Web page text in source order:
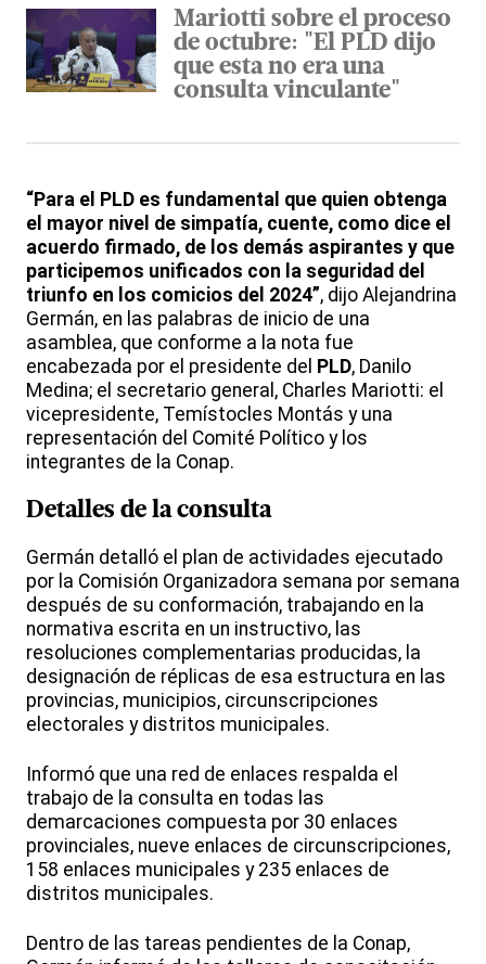
Mariotti sobre el proceso
de octubre: "El PLD dijo
que esta no era una
consulta vinculante"
“Para el PLD es fundamental que quien obtenga
el mayor nivel de simpatía, cuente, como dice el
acuerdo firmado, de los demás aspirantes y que
participemos unificados con la seguridad del
triunfo en los comicios del 2024”, dijo Alejandrina
Germán, en las palabras de inicio de una
asamblea, que conforme a la nota fue
encabezada por el presidente del PLD, Danilo
Medina; el secretario general, Charles Mariotti: el
vicepresidente, Temístocles Montás y una
representación del Comité Político y los
integrantes de la Conap.
Detalles de la consulta
Germán detalló el plan de actividades ejecutado
por la Comisión Organizadora semana por semana
después de su conformación, trabajando en la
normativa escrita en un instructivo, las
resoluciones complementarias producidas, la
designación de réplicas de esa estructura en las
provincias, municipios, circunscripciones
electorales y distritos municipales.
Informó que una red de enlaces respalda el
trabajo de la consulta en todas las
demarcaciones compuesta por 30 enlaces
provinciales, nueve enlaces de circunscripciones,
158 enlaces municipales y 235 enlaces de
distritos municipales.
Dentro de las tareas pendientes de la Conap,